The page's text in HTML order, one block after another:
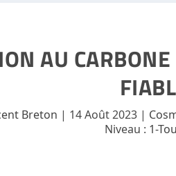
AU
Breton | 14 Août 2023|
Niveau : 1-